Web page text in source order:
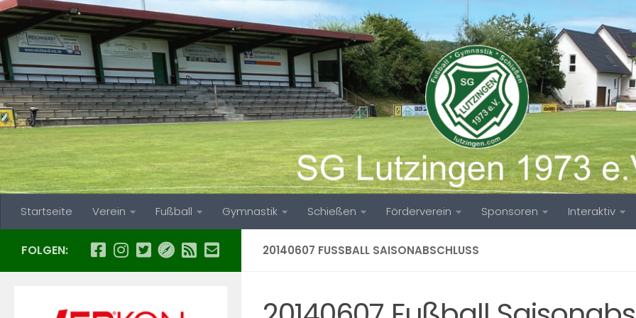
Zum Inhalt springen
Startseite Verein Fußball Gymnastik Schießen Förderverein Sponsoren Interaktiv
20140607 FUSSBALL SAISONABSCHLUSS
FOLGEN: